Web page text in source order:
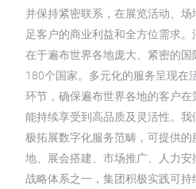
并保持紧密联系，在展览活动、
足客户的商业利益和全方位需求
在于遍布世界各地庞大、紧密的
180个国家。多元化的服务呈现在
环节，确保遍布世界各地的客户在
能持续享受到高品质及灵活性。
极拓展数字化服务范畴，可提供
地、展会搭建、市场推广、人力
战略体系之一，集团积极实践可